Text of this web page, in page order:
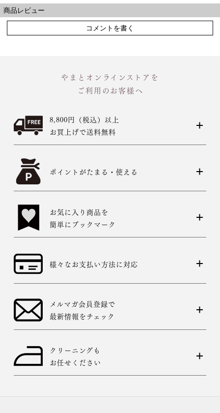
商品レビュー
コメントを書く
やまとオンラインストアを
ご利用のお客様へ
8,800円（税込）以上
お買上げで送料無料
ポイントがたまる・使える
お気に入り商品を
簡単にブックマーク
様々なお支払い方法に対応
メルマガ会員登録で
最新情報をチェック
クリーニングも
お任せください